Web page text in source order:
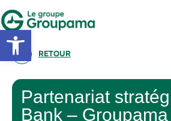
Open toolbar
Aller au contenu
RETOUR
Partenariat
Bank –